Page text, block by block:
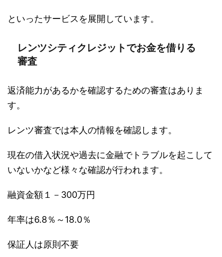
といったサービスを展開しています。
レンツシティクレジットでお金を借りる
審査
返済能力があるかを確認するための審査はありま
す。
レンツ審査では本人の情報を確認します。
現在の借入状況や過去に金融でトラブルを起こして
いないかなど様々な確認が行われます。
融資金額１－300万円
年率は6.8％～18.0％
保証人は原則不要